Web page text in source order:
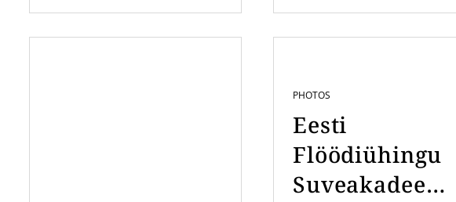
PHOTOS
Eesti
Flöödiühingu
Suveakadeemi